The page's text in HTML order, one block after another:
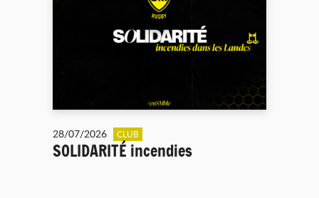
28/07/2026 CLUB
SOLIDARITÉ incendies